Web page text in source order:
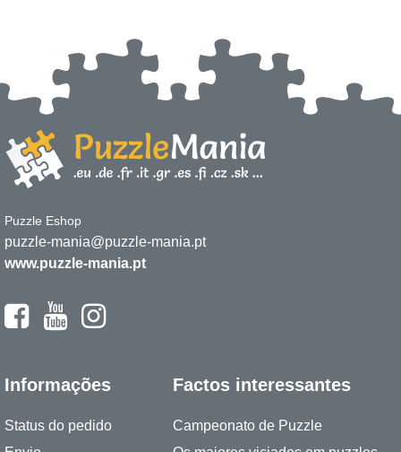
Puzzle Eshop
puzzle-mania@puzzle-mania.pt
www.puzzle-mania.pt
Informações
Status do pedido
Factos interessantes
Campeonato de Puzzle